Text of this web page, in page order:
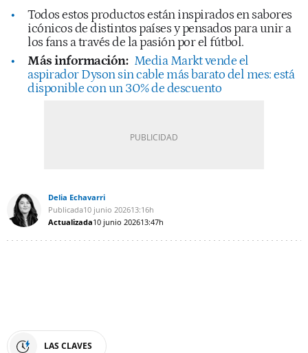
Todos estos productos están inspirados en sabores
icónicos de distintos países y pensados para unir a
los fans a través de la pasión por el fútbol.
Más información: Media Markt vende el
aspirador Dyson sin cable más barato del mes: está
disponible con un 30% de descuento
Delia Echavarri
Publicada10 junio 202613:16h
Actualizada10 junio 202613:47h
LAS CLAVES